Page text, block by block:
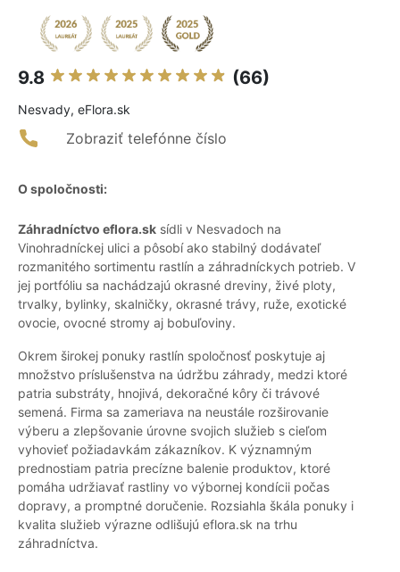
9.8 (66)
Nesvady, eFlora.sk
Zobraziť telefónne číslo
O spoločnosti:
Záhradníctvo eflora.sk sídli v Nesvadoch na
Vinohradníckej ulici a pôsobí ako stabilný dodávateľ
rozmanitého sortimentu rastlín a záhradníckych potrieb. V
jej portfóliu sa nachádzajú okrasné dreviny, živé ploty,
trvalky, bylinky, skalničky, okrasné trávy, ruže, exotické
ovocie, ovocné stromy aj bobuľoviny.
Okrem širokej ponuky rastlín spoločnosť poskytuje aj
množstvo príslušenstva na údržbu záhrady, medzi ktoré
patria substráty, hnojivá, dekoračné kôry či trávové
semená. Firma sa zameriava na neustále rozširovanie
výberu a zlepšovanie úrovne svojich služieb s cieľom
vyhovieť požiadavkám zákazníkov. K významným
prednostiam patria precízne balenie produktov, ktoré
pomáha udržiavať rastliny vo výbornej kondícii počas
dopravy, a promptné doručenie. Rozsiahla škála ponuky i
kvalita služieb výrazne odlišujú eflora.sk na trhu
záhradníctva.